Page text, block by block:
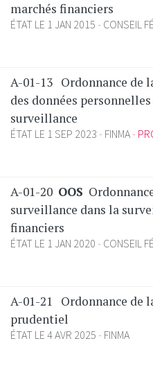
marchés financiers
ÉTAT LE 1 JAN 2015
CONSEIL
A-01-13 Ordonnance de
des données
surveillance
ÉTAT LE 1 SEP 2023 FINMA
A-01-20 OOS
surveillance dans la
financiers
ÉTAT LE 1 JAN 2020
CONSEIL
A-01-21
Ordonnance de
prudentiel
ÉTAT LE 4 AVR 2025
FINMA